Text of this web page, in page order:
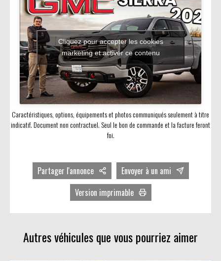
Cliquez pour accepter les cookies
marketing et activer ce contenu
Caractéristiques, options, équipements et photos communiqués seulement à titre
indicatif. Document non contractuel. Seul le bon de commande et la facture feront
foi.
Partager l'annonce Envoyer à un ami
Version imprimable
Autres véhicules que vous pourriez aimer